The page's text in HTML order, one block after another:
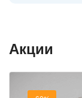
Акции